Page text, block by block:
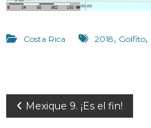
Costa Rica 2018, Golfito,
N Mexique 9. ¡Es el fin!